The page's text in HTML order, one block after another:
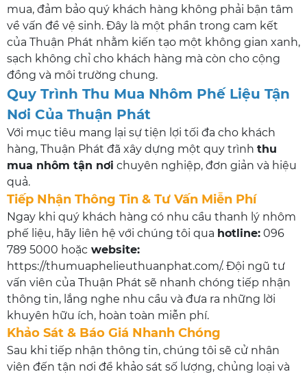
mua, đảm bảo quý khách hàng không phải bận tâm
về vấn đề vệ sinh. Đây là một phần trong cam kết
của Thuận Phát nhằm kiến tạo một không gian xanh,
sạch không chỉ cho khách hàng mà còn cho cộng
đồng và môi trường chung.
Quy Trình Thu Mua Nhôm Phế Liệu Tận
Nơi Của Thuận Phát
Với mục tiêu mang lại sự tiện lợi tối đa cho khách
hàng, Thuận Phát đã xây dựng một quy trình thu
mua nhôm tận nơi chuyên nghiệp, đơn giản và hiệu
quả.
Tiếp Nhận Thông Tin & Tư Vấn Miễn Phí
Ngay khi quý khách hàng có nhu cầu thanh lý nhôm
phế liệu, hãy liên hệ với chúng tôi qua hotline: 096
789 5000 hoặc website:
https://thumuaphelieuthuanphat.com/. Đội ngũ tư
vấn viên của Thuận Phát sẽ nhanh chóng tiếp nhận
thông tin, lắng nghe nhu cầu và đưa ra những lời
khuyên hữu ích, hoàn toàn miễn phí.
Khảo Sát & Báo Giá Nhanh Chóng
Sau khi tiếp nhận thông tin, chúng tôi sẽ cử nhân
viên đến tận nơi để khảo sát số lượng, chủng loại và